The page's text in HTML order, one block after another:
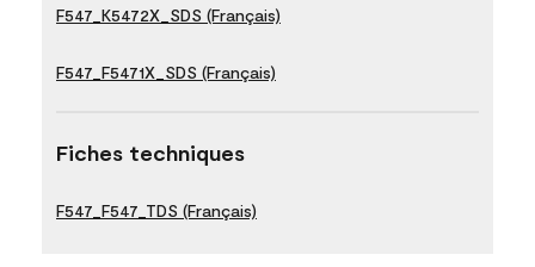
F547_K5472X_SDS (Français)
F547_F5471X_SDS (Français)
Fiches techniques
F547_F547_TDS (Français)